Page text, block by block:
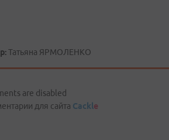
Татьяна ЯРМОЛЕНКО
are disabled
для сайта Cackle